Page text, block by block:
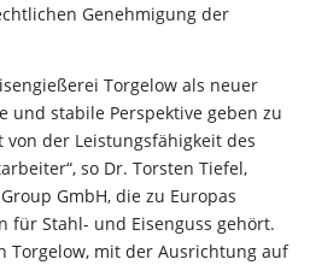
Genehmigung der
Torgelow als neuer
und stabile Perspektive geben zu
der Leistungsfähigkeit des
so Dr. Torsten Tiefel,
GmbH, die zu Europas
für Stahl- und Eisenguss gehört.
Torgelow, mit der Ausrichtung auf